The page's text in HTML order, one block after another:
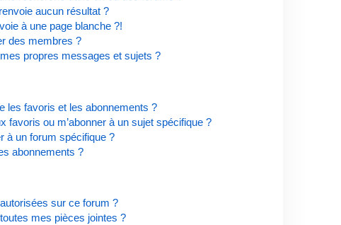
aucun résultat ?
à une page blanche ?!
des membres ?
propres messages et sujets ?
les favoris et les abonnements ?
favoris ou m’abonner à un sujet spécifique ?
à un forum spécifique ?
abonnements ?
sur ce forum ?
mes pièces jointes ?